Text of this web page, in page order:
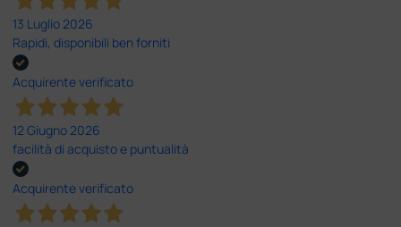
13 Luglio 2026
Rapidi, disponibili ben forniti
Acquirente verificato
12 Giugno 2026
facilità di acquisto e puntualità
Acquirente verificato